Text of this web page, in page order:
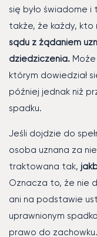
się było świadome i
także, że każdy, kto
sądu z żądaniem
dziedziczenia.
którym dowiedział
później jednak niż
spadku.
Jeśli dojdzie do
osoba uznana za
traktowana tak,
Oznacza to, że nie
ani na podstawie
uprawnionym
prawo do